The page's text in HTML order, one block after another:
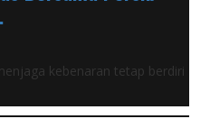
kebenaran tetap berdiri